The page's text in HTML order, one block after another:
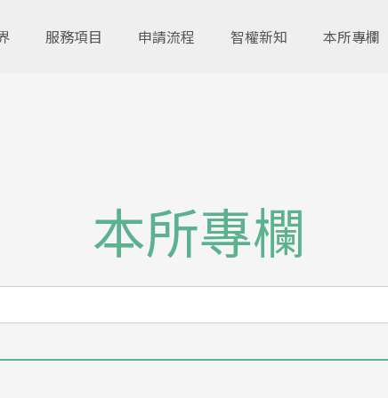
服務項目 申請流程 智權新知 本所專欄
本所專欄